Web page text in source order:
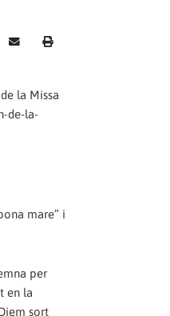
la Missa
de-la-
mare” i
per
en la
sort